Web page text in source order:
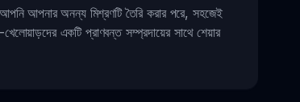
আপনার অনন্য মিশ্রণটি তৈরি করার পরে, সহজেই
একটি প্রাণবন্ত সম্প্রদায়ের সাথে শেয়ার